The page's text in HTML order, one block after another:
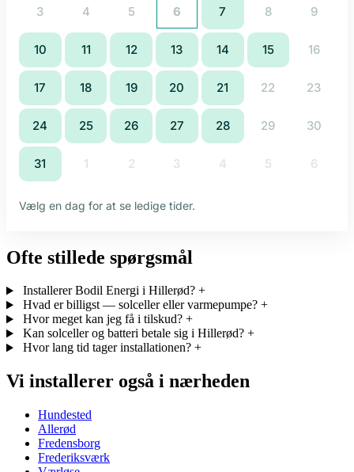
Ofte stillede spørgsmål
Installerer Bodil Energi i Hillerød? +
Hvad er billigst — solceller eller varmepumpe? +
Hvor meget kan jeg få i tilskud? +
Kan solceller og batteri betale sig i Hillerød? +
Hvor lang tid tager installationen? +
Vi installerer også i nærheden
Hundested
Allerød
Fredensborg
Frederiksværk